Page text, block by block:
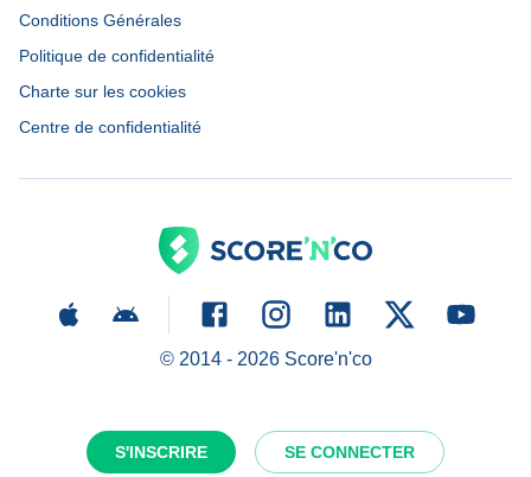
S'INSCRIRE SE CONNECTER
Conditions Générales
Politique de confidentialité
Charte sur les cookies
Centre de confidentialité
© 2014 - 2026Score'n'co